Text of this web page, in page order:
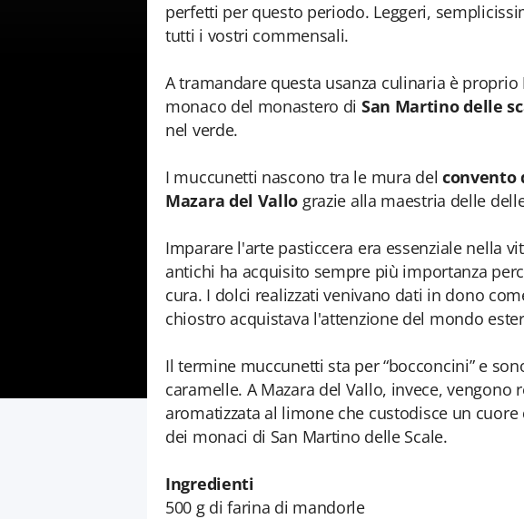
perfetti per questo periodo. Leggeri,
tutti i vostri commensali.
A tramandare questa usanza culinaria è proprio
monaco del monastero di San Martino delle
nel verde.
I muccunetti nascono tra le mura del convento
Mazara del Vallo grazie alla maestria delle
Imparare l'arte pasticcera era essenziale nella
antichi ha acquisito sempre più importanza
cura. I dolci realizzati venivano dati in dono
chiostro acquistava l'attenzione del mondo
Il termine muccunetti sta per “bocconcini” e
caramelle. A Mazara del Vallo, invece, vengono
aromatizzata al limone che custodisce un cuore
dei monaci di San Martino delle Scale.
Ingredienti
500 g di farina di mandorle